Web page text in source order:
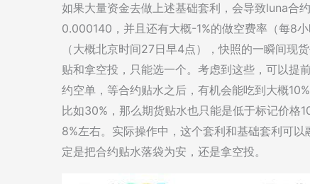
如果大量资金去做上述基础套利，会导致luna合
0.000140，并且还有大概-1%的做空费率（每8
（大概北京时间27日早4点），快照的一瞬间现
贴和拿空投，只能选一个。考虑到这些，可以提
约空单，等合约贴水之后，有机会能吃到大概
比如30%，那么期货贴水也只能是低于标记价格
8%左右。实际操作中，这个套利和基础套利可
定是把合约贴水落袋为安，还是拿空投。